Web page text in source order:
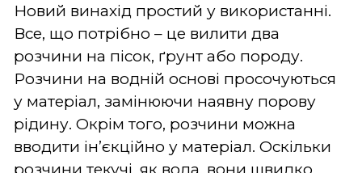
Новий винахід простий у використанні.
Все, що потрібно – це вилити два
розчини на пісок, ґрунт або породу.
Розчини на водній основі просочуються
у матеріал, замінюючи наявну порову
рідину. Окрім того, розчини можна
вводити ін’єкційно у матеріал. Оскільки